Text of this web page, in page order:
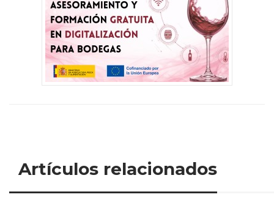
Artículos relacionados